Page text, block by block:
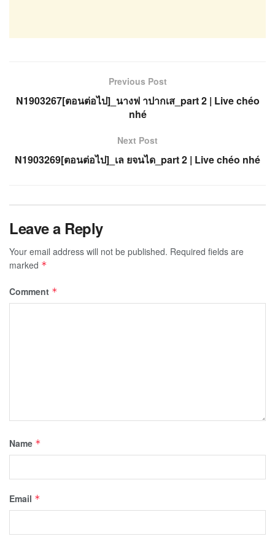
Previous Post
N1903267[ตอนต่อไป]_นางฟ าปากเส_part 2 | Live chéo
nhé
Next Post
N1903269[ตอนต่อไป]_เล ยจนได_part 2 | Live chéo nhé
Leave a Reply
Your email address will not be published. Required fields are
marked *
Comment *
Name *
Email *